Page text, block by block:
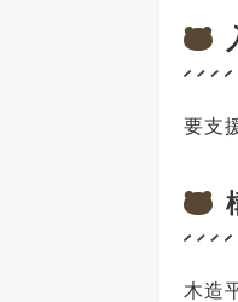
要支
木造